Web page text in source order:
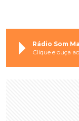
Rádio Som
Clique e ouça